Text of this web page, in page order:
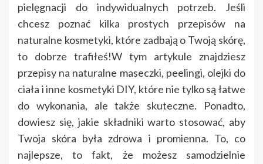
pielęgnacji do indywidualnych potrzeb. Jeśli
chcesz poznać kilka prostych przepisów na
naturalne kosmetyki, które zadbają o Twoją skórę,
to dobrze trafiłeś!W tym artykule znajdziesz
przepisy na naturalne maseczki, peelingi, olejki do
ciała i inne kosmetyki DIY, które nie tylko są łatwe
do wykonania, ale także skuteczne. Ponadto,
dowiesz się, jakie składniki warto stosować, aby
Twoja skóra była zdrowa i promienna. To, co
najlepsze, to fakt, że możesz samodzielnie